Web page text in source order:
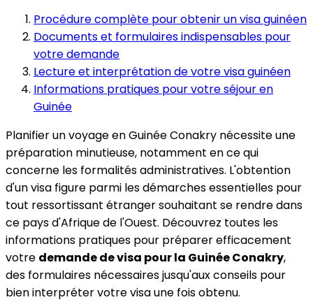
Procédure complète pour obtenir un visa guinéen
Documents et formulaires indispensables pour
votre demande
Lecture et interprétation de votre visa guinéen
Informations pratiques pour votre séjour en
Guinée
Planifier un voyage en Guinée Conakry nécessite une
préparation minutieuse, notamment en ce qui
concerne les formalités administratives. L'obtention
d'un visa figure parmi les démarches essentielles pour
tout ressortissant étranger souhaitant se rendre dans
ce pays d'Afrique de l'Ouest. Découvrez toutes les
informations pratiques pour préparer efficacement
votre demande de visa pour la Guinée Conakry,
des formulaires nécessaires jusqu'aux conseils pour
bien interpréter votre visa une fois obtenu.